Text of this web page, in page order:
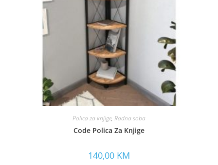
Polica za knjige, Radna soba
Code Polica Za Knjige
140,00 KM